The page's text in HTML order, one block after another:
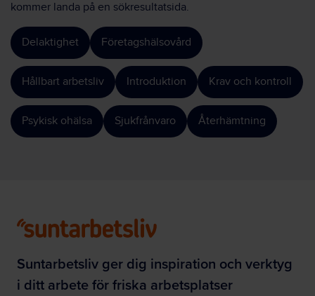
kommer landa på en sökresultatsida.
Delaktighet Företagshälsovård
Hållbart arbetsliv Introduktion Krav och kontroll
Psykisk ohälsa Sjukfrånvaro Återhämtning
Suntarbetsliv ger dig inspiration och verktyg
i ditt arbete för friska arbetsplatser